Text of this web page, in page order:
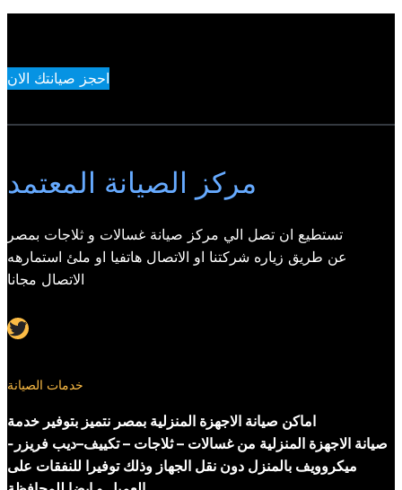
احجز صيانتك الان
مركز الصيانة المعتمد
تستطيع ان تصل الي مركز صيانة غسالات و ثلاجات بمصر
عن طريق زياره شركتنا او الاتصال هاتفيا او ملئ استمارهه
الاتصال مجانا
Twitter
خدمات الصيانة
اماكن صيانة الاجهزة المنزلية بمصر نتميز بتوفير خدمة
صيانة الاجهزة المنزلية من غسالات – ثلاجات – تكييف–ديب فريزر-
ميكروويف بالمنزل دون نقل الجهاز وذلك توفيرا للنفقات على